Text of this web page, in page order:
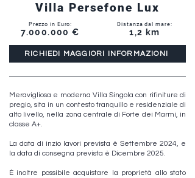
Villa Persefone Lux
Prezzo in Euro:
7.000.000 €
Distanza dal mare:
1,2 km
RICHIEDI MAGGIORI INFORMAZIONI
Meravigliosa e moderna Villa Singola con rifiniture di
pregio, sita in un contesto tranquillo e residenziale di
alto livello, nella zona centrale di Forte dei Marmi, in
classe A+.
La data di inzio lavori prevista è Settembre 2024, e
la data di consegna prevista è Dicembre 2025.
È inoltre possibile acquistare la proprietà allo stato